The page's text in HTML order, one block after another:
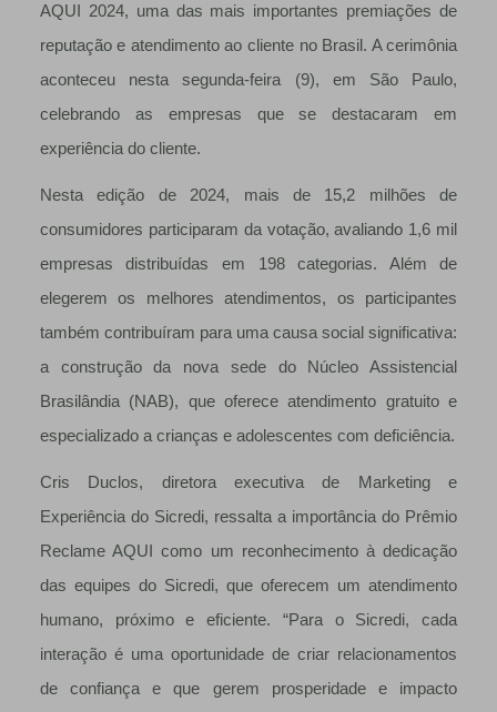
AQUI 2024, uma das mais importantes premiações de
reputação e atendimento ao cliente no Brasil. A cerimônia
aconteceu nesta segunda-feira (9), em São Paulo,
celebrando as empresas que se destacaram em
experiência do cliente.
Nesta edição de 2024, mais de 15,2 milhões de
consumidores participaram da votação, avaliando 1,6 mil
empresas distribuídas em 198 categorias. Além de
elegerem os melhores atendimentos, os participantes
também contribuíram para uma causa social significativa:
a construção da nova sede do Núcleo Assistencial
Brasilândia (NAB), que oferece atendimento gratuito e
especializado a crianças e adolescentes com deficiência.
Cris Duclos, diretora executiva de Marketing e
Experiência do Sicredi, ressalta a importância do Prêmio
Reclame AQUI como um reconhecimento à dedicação
das equipes do Sicredi, que oferecem um atendimento
humano, próximo e eficiente. “Para o Sicredi, cada
interação é uma oportunidade de criar relacionamentos
de confiança e que gerem prosperidade e impacto